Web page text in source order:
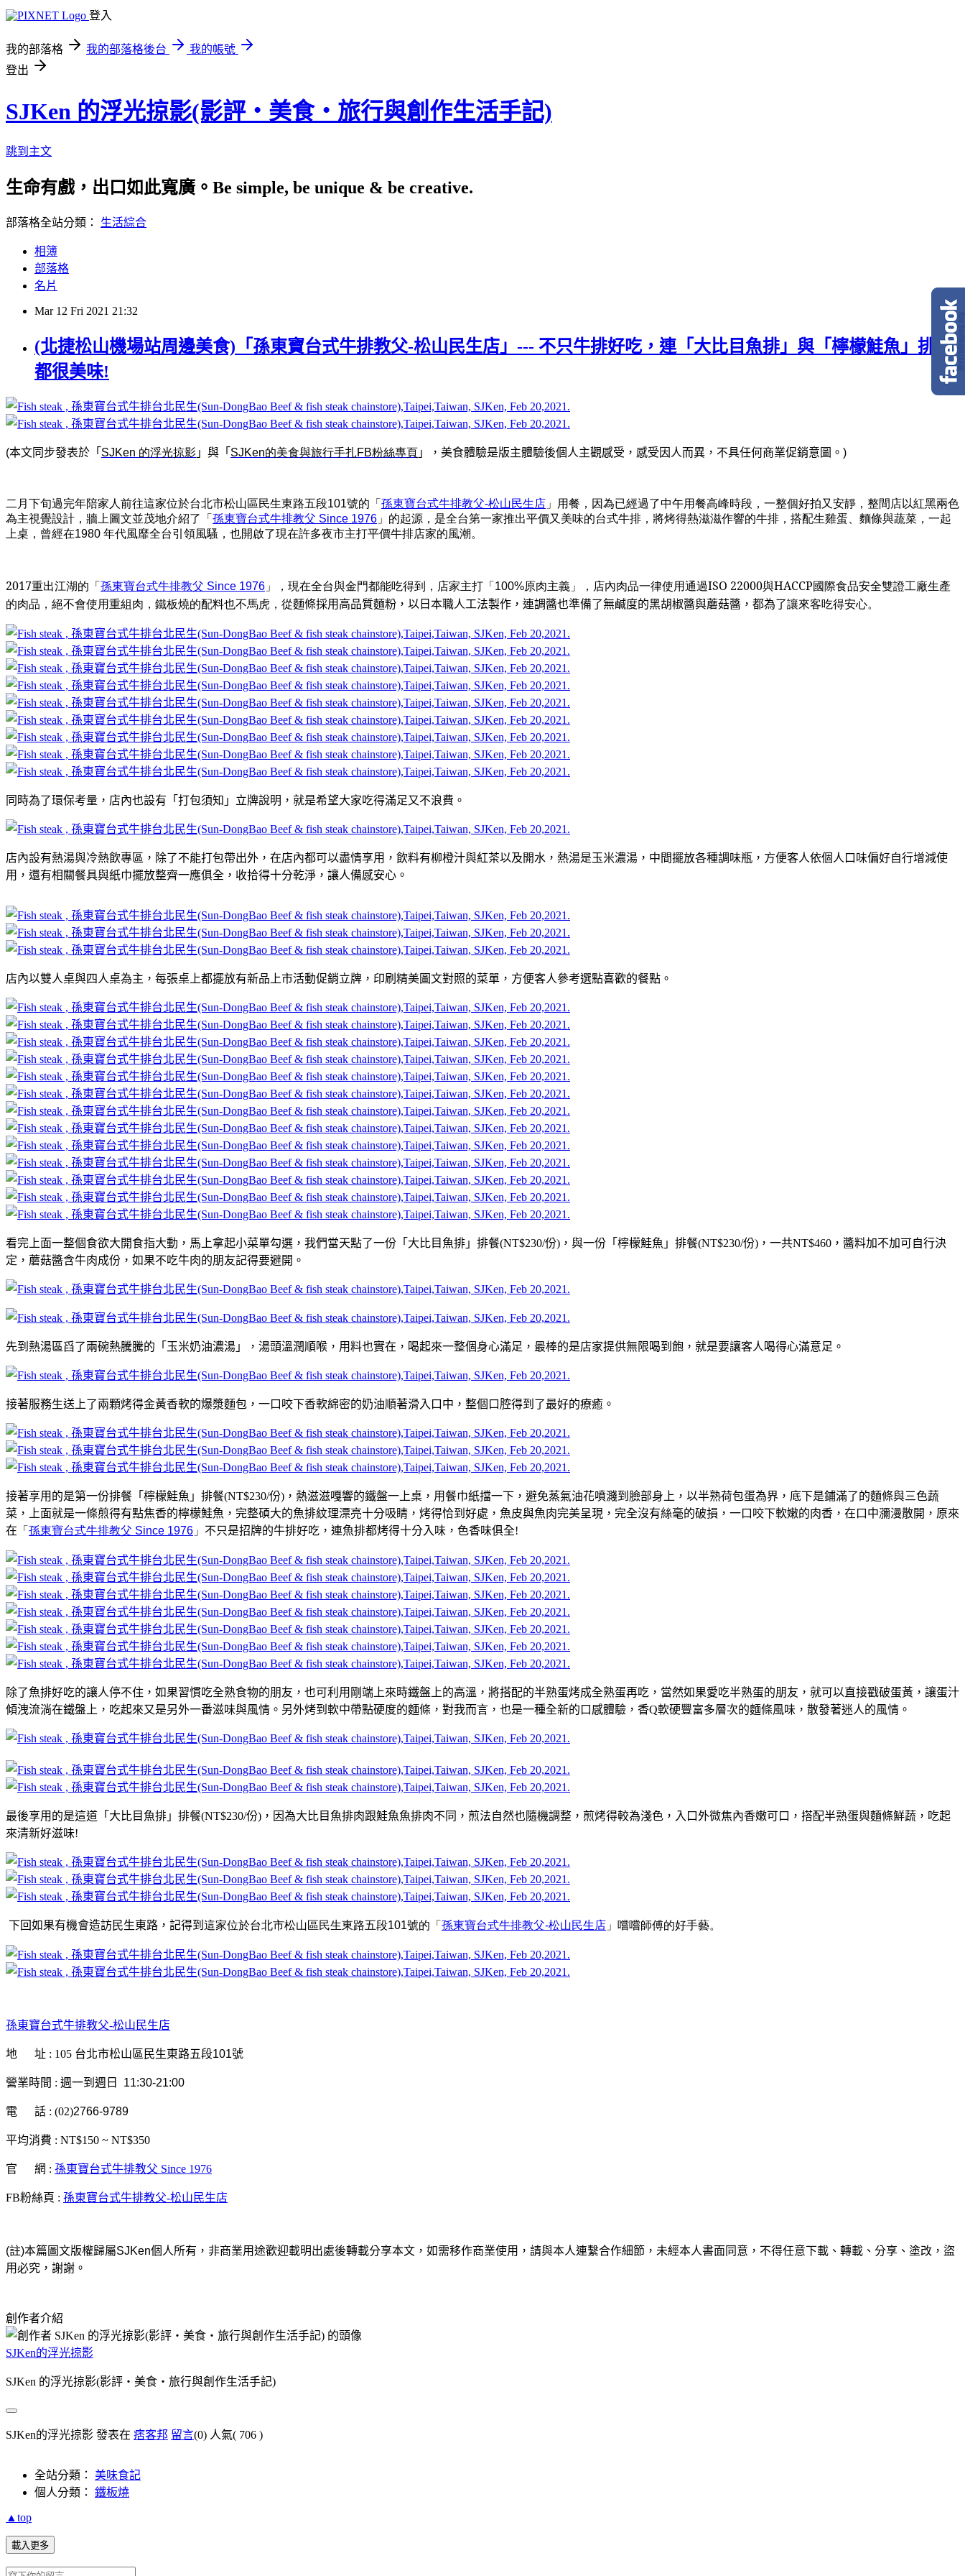
登入
我的部落格 我的部落格後台
我的帳號
登出
SJKen 的浮光掠影(影評‧美食‧旅行與創作生活手記)
跳到主文
生命有戲，出口如此寬廣。Be simple, be unique & be creative.
部落格全站分類： 生活綜合
相簿
部落格
名片
Mar 12 Fri 2021 21:32
(北捷松山機場站周邊美食)「孫東寶台式牛排教父-松山民生店」--- 不只牛排好吃，連「大比目魚排」與「檸檬鮭魚」排餐
都很美味!
(本文同步發表於「 SJKen 的浮光掠影 」與「 SJKen的美食與旅行手扎FB粉絲專頁 」，美食體驗是版主體驗後個人主觀感受，感受因人而異，不具任何商業促銷意圖。 )
二月下旬過完年陪家人前往這家位於台北市松山區民生東路五段101號的「 孫東寶台式牛排教父-松山民生店 」用餐，因為已經過了中午用餐高峰時段，一整個好拍又安靜，整間店以紅黑兩色
為主視覺設計，牆上圖文並茂地介紹了「 孫東寶台式牛排教父 Since 1976 」的起源，是全台第一家推出平價又美味的台式牛排，將烤得熱滋滋作響的牛排，搭配生雞蛋、麵條與蔬菜，一起
上桌，曾經在1980 年代風靡全台引領風騷，也開啟了現在許多夜市主打平價牛排店家的風潮。
2017重出江湖的 「 孫東寶台式牛排教父 Since 1976 」，現在全台與金門都能吃得到，店家主打「100%原肉主義」，店內肉品一律使用通過ISO 22000與HACCP國際食品安全雙證工廠生產
的肉品，絕不會使用重組肉， 鐵板燒的配料也不馬虎，從麵條採用高品質麵粉，以日本職人工法製作， 連調醬也準備了無鹹度的黑胡椒醬與蘑菇醬，都為了讓來客吃得安心。
同時為了環保考量，店內也設有「打包須知」立牌說明，就是希望大家吃得滿足又不浪費。
店內設有熱湯與冷熱飲專區，除了不能打包帶出外，在店內都可以盡情享用，飲料有柳橙汁與紅茶以及開水，熱湯是玉米濃湯，中間擺放各種調味瓶，方便客人依個人口味偏好自行增減使
用，還有相關餐具與紙巾擺放整齊一應俱全，收拾得十分乾淨，讓人備感安心。
店內以雙人桌與四人桌為主，每張桌上都擺放有新品上市活動促銷立牌，印刷精美圖文對照的菜單，方便客人參考選點喜歡的餐點。
看完上面一整個食欲大開食指大動，馬上拿起小菜單勾選，我們當天點了一份「大比目魚排」排餐(NT$230/份)，與一份「檸檬鮭魚」排餐(NT$230/份)，一共NT$460， 醬料加不加可自行決
定，蘑菇醬含牛肉成份，如果不吃牛肉的朋友記得要避開。
先到熱湯區舀了兩碗熱騰騰的「玉米奶油濃湯」，湯頭溫潤順喉，用料也實在，喝起來一整個身心滿足，最棒的是店家提供無限喝到飽，就是要讓客人喝得心滿意足。
接著服務生送上了兩顆烤得金黃香軟的爆漿麵包，一口咬下香軟綿密的奶油順著滑入口中，整個口腔得到了最好的療癒。
接著享用的是第一份排餐 「檸檬鮭魚」排餐(NT$230/份)，熱滋滋嘎響的鐵盤一上桌，用餐巾紙擋一下，避免蒸氣油花噴濺到臉部身上，以半熟荷包蛋為界，底下是鋪滿了的麵條與三色蔬
菜，上面就是一條煎得有點焦香的檸檬鮭魚，完整碩大的魚排紋理漂亮十分吸睛，烤得恰到好處，魚皮與魚肉完美呈現，完全沒有絲毫的破損，一口咬下軟嫩的肉香，在口中瀰漫散開，原來
在 「 孫東寶台式牛排教父 Since 1976 」 不只是招牌的牛排好吃，連魚排都烤得十分入味，色香味俱全!
除了魚排好吃的讓人停不住，如果習慣吃全熟食物的朋友，也可利用剛端上來時鐵盤上的高溫，將搭配的半熟蛋烤成全熟蛋再吃，當然如果愛吃半熟蛋的朋友，就可以直接戳破蛋黃，讓蛋汁
傾洩流淌在鐵盤上，吃起來又是另外一番滋味與風情。另外烤到軟中帶點硬度的麵條，對我而言，也是一種全新的口感體驗，香Q軟硬豐富多層次的麵條風味，散發著迷人的風情。
最後享用的是這道「大比目魚排」排餐(NT$230/份) ，因為大比目魚排肉跟鮭魚魚排肉不同，煎法自然也隨機調整，煎烤得較為淺色，入口外微焦內香嫩可口，搭配半熟蛋與麵條鮮蔬，吃起
來清新好滋味!
下回如果有機會造訪民生東路，記得到 這家位於台北市松山區民生東路五段101號的「 孫東寶台式牛排教父-松山民生店 」嚐嚐師傅的好手藝。
孫東寶台式牛排教父-松山民生店
地 址 : 105 台北市松山區民生東路五段101號
營業時間 : 週一到週日 11:30-21:00
電 話 : (02)2766-9789
平均消費 : NT$150 ~ NT$350
官 網 : 孫東寶台式牛排教父 Since 1976
FB粉絲頁 : 孫東寶台式牛排教父-松山民生店
(註)本篇圖文版權歸屬SJKen個人所有，非商業用途歡迎載明出處後轉載分享本文，如需移作商業使用，請與本人連繫合作細節，未經本人書面同意，不得任意下載、轉載、分享、塗改，盜
用必究，謝謝。
創作者介紹
SJKen的浮光掠影
SJKen 的浮光掠影(影評‧美食‧旅行與創作生活手記)
SJKen的浮光掠影 發表在 痞客邦 留言(0) 人氣( 706 )
全站分類： 美味食記
個人分類： 鐵板燒
▲top
載入更多